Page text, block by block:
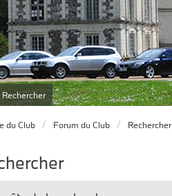
Rechercher
du Club Forum du Club Rechercher